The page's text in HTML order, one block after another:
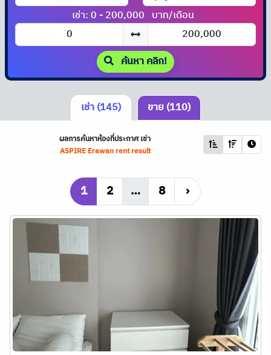
เช่า: 0 - 200,000 บาท/เดือน
ค้นหา คลิก!
เช่า (145) ขาย (110)
ผลการค้นหาห้องที่ประกาศ เช่า
ASPIRE Erawan rent result
1 2 … 8 ›